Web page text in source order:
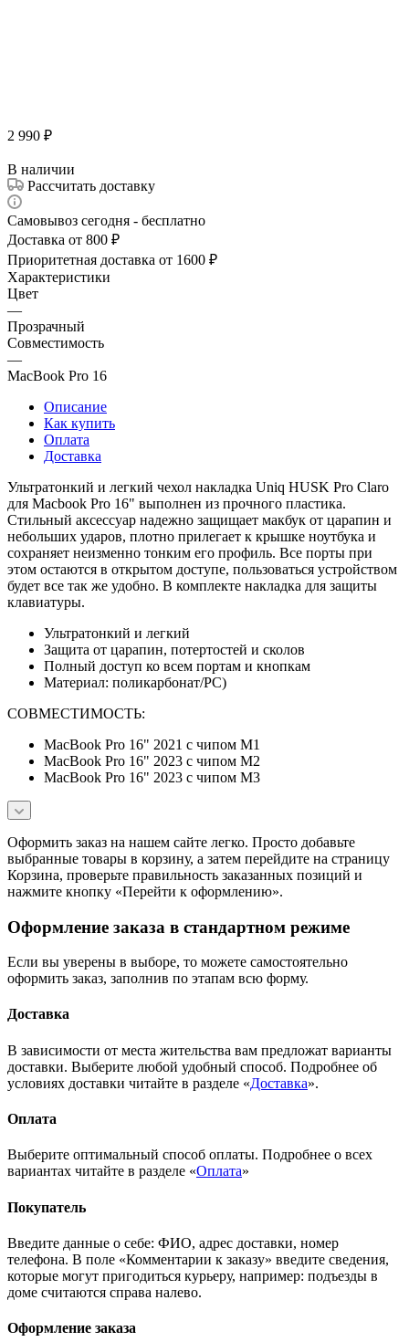
2 990 ₽
В наличии
Рассчитать доставку
Самовывоз сегодня - бесплатно
Доставка от 800 ₽
Приоритетная доставка от 1600 ₽
Характеристики
Цвет
—
Прозрачный
Совместимость
—
MacBook Pro 16
Описание
Как купить
Оплата
Доставка
Ультратонкий и легкий чехол накладка Uniq HUSK Pro Claro
для Macbook Pro 16" выполнен из прочного пластика.
Стильный аксессуар надежно защищает макбук от царапин и
небольших ударов, плотно прилегает к крышке ноутбука и
сохраняет неизменно тонким его профиль. Все порты при
этом остаются в открытом доступе, пользоваться устройством
будет все так же удобно. В комплекте накладка для защиты
клавиатуры.
Ультратонкий и легкий
Защита от царапин, потертостей и сколов
Полный доступ ко всем портам и кнопкам
Материал: поликарбонат/PC)
СОВМЕСТИМОСТЬ:
MacBook Pro 16" 2021 с чипом M1
MacBook Pro 16" 2023 с чипом M2
MacBook Pro 16" 2023 с чипом M3
Оформить заказ на нашем сайте легко. Просто добавьте
выбранные товары в корзину, а затем перейдите на страницу
Корзина, проверьте правильность заказанных позиций и
нажмите кнопку «Перейти к оформлению».
Оформление заказа в стандартном режиме
Если вы уверены в выборе, то можете самостоятельно
оформить заказ, заполнив по этапам всю форму.
Доставка
В зависимости от места жительства вам предложат варианты
доставки. Выберите любой удобный способ. Подробнее об
условиях доставки читайте в разделе «Доставка».
Оплата
Выберите оптимальный способ оплаты. Подробнее о всех
вариантах читайте в разделе «Оплата»
Покупатель
Введите данные о себе: ФИО, адрес доставки, номер
телефона. В поле «Комментарии к заказу» введите сведения,
которые могут пригодиться курьеру, например: подъезды в
доме считаются справа налево.
Оформление заказа